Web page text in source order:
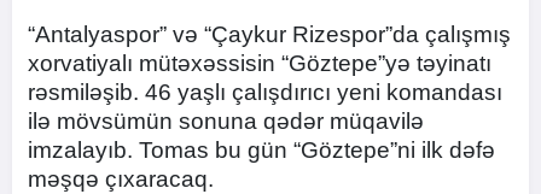
“Antalyaspor” və “Çaykur Rizespor”da çalışmış
xorvatiyalı mütəxəssisin “Göztepe”yə təyinatı
rəsmiləşib. 46 yaşlı çalışdırıcı yeni komandası
ilə mövsümün sonuna qədər müqavilə
imzalayıb. Tomas bu gün “Göztepe”ni ilk dəfə
məşqə çıxaracaq.